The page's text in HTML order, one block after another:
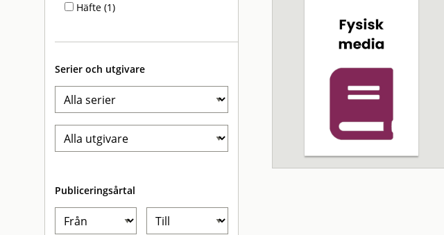
Häfte (1)
Serier och utgivare
Publiceringsårtal